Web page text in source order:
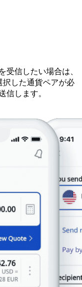
信したい場合は、
した通貨ペアが必
信します。